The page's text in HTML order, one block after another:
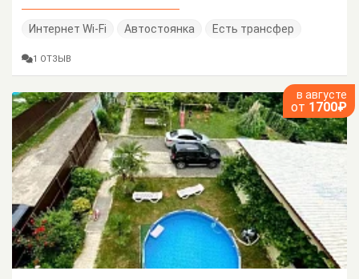
Интернет Wi-Fi Автостоянка Есть трансфер
1 ОТЗЫВ
в августе
от 1700₽